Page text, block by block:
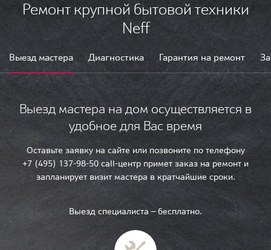
Ремонт крупной бытовой техники
Neff
Выезд мастера Диагностика Гарантия на ремонт
Выезд мастера на дом осуществляется в
удобное для Вас время
Оставьте заявку на сайте или позвоните по телефону
+7 (495) 137-98-50 call-центр примет заказ на ремонт и
запланирует визит мастера в кратчайшие сроки.
Выезд специалиста — бесплатно.